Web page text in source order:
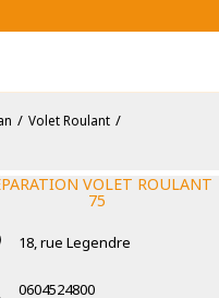
/ Volet Roulant /
VOLET ROULANT
75
18, rue Legendre
0604524800